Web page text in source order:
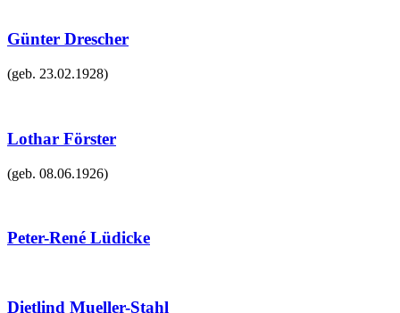
Günter Drescher
(geb. 23.02.1928)
Lothar Förster
(geb. 08.06.1926)
Peter-René Lüdicke
Dietlind Mueller-Stahl